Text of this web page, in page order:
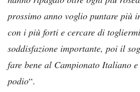
prossimo anno voglio puntare più
con i più forti e cercare di
soddisfazione importante, poi il
fare bene al Campionato Italiano
podio“.